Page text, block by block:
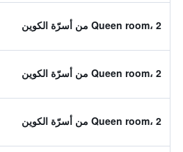
Queen room، 2 من أسرّة الكوين
Queen room، 2 من أسرّة الكوين
Queen room، 2 من أسرّة الكوين